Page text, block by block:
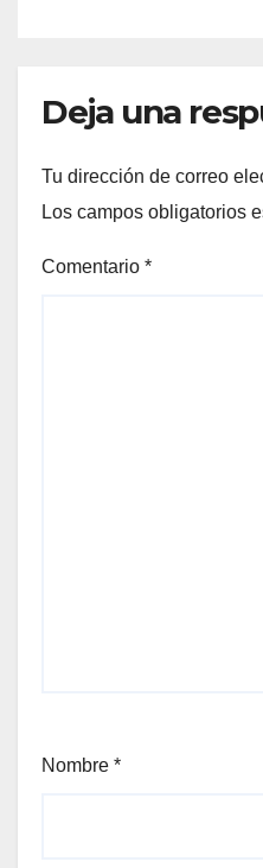
Deja una
Tu dirección de correo
Los campos obligatorios
Comentario *
Nombre *